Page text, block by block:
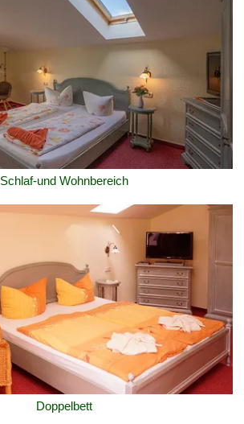
Schlaf-und Wohnbereich
Doppelbett